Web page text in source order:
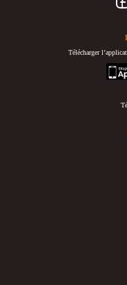
Télécharger